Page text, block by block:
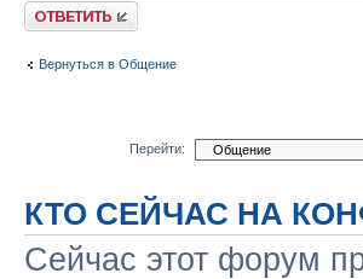
Ответить
Вернуться в Общение
Перейти:
КТО СЕЙЧАС НА
Сейчас этот форум